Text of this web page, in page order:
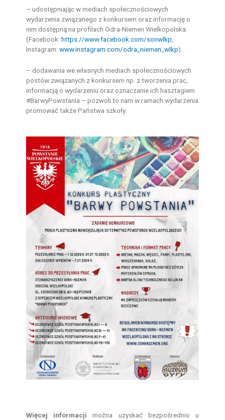
– udostępniając w mediach społecznościowych
wydarzenia związanego z konkursem oraz informację o
nim dostępną na profilach Odra-Niemen Wielkopolska:
(Facebook:https://www.facebook.com/sonwlkp
Instagram:www.instagram.com/odra_niemen_wlkp).
– dodawania we własnych mediach społecznościowych
postów związanych z konkursem np. z tworzenia prac,
informacją o wydarzeniu oraz oznaczanie ich hasztagiem
#BarwyPowstania – pozwoli to nam w ramach wydarzenia
promować także Państwa szkoły.
Więcej informacji można uzyskać bezpośrednio u